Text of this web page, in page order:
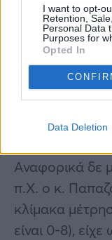
I want to opt-
Retention,
Personal Data
Purposes for
Opted In
Data Deletion
Αναφορικά δε
π.Χ. ο κ.
κλίμακα
είναι 0-8),